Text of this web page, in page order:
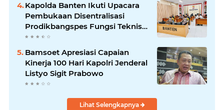
Kapolda Banten Ikuti Upacara
Pembukaan Disentralisasi
Prodikbangspes Fungsi Teknis
Kepolisian T.A 2020 Secara
Bamsoet Apresiasi Capaian
Kinerja 100 Hari Kapolri Jenderal
Listyo Sigit Prabowo
Lihat Selengkapnya